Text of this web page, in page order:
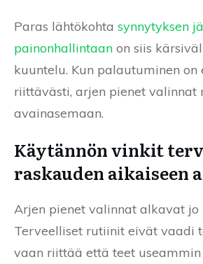
Paras lähtökohta synnytyksen
painonhallintaan on siis
kuuntelu. Kun palautuminen on
riittävästi, arjen pienet valinnat
avainasemaan.
Käytännön vinkit
raskauden aikaiseen
Arjen pienet valinnat alkavat jo
Terveelliset rutiinit eivät vaadi
vaan riittää että teet